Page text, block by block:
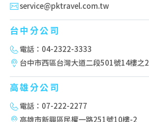
service@pktravel.com.tw
台中分公司
電話：04-2322-3333
台中市西區台灣大道二段501號14樓之2
高雄分公司
電話：07-222-2277
高雄市新興區民權一路251號10樓-2